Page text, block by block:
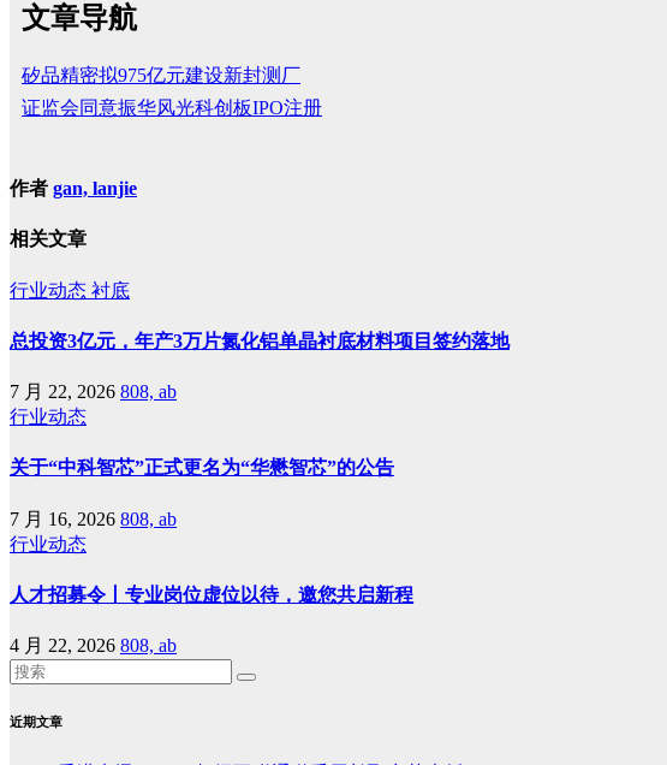
文章导航
矽品精密拟975亿元建设新封测厂
证监会同意振华风光科创板IPO注册
作者 gan, lanjie
相关文章
行业动态 衬底
总投资3亿元，年产3万片氮化铝单晶衬底材料项目签约落地
7 月 22, 2026 808, ab
行业动态
关于“中科智芯”正式更名为“华懋智芯”的公告
7 月 16, 2026 808, ab
行业动态
人才招募令丨专业岗位虚位以待，邀您共启新程
4 月 22, 2026 808, ab
近期文章